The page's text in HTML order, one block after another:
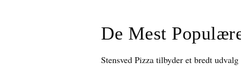
De Mest
Stensved Pizza tilbyder et bredt